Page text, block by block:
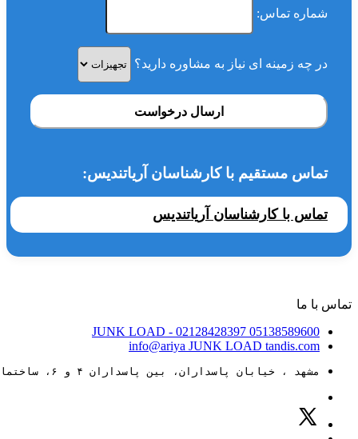
شماره تماس:
در چه زمینه ای نیاز به مشاوره دارید؟
ارسال درخواست
تماس مستقیم با کارشناسان آریاتندیس:
تماس با کارشناسان آریاتندیس
تماس با ما
05138589600
JUNK LOAD - 02128428397
info@ariya JUNK LOAD tandis.com
مشهد ، خیابان پاسداران، بین پاسداران ۴ و ۶، ساختمان ۸۸